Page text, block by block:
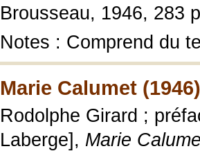
Brousseau, 1946, 283
Notes : Comprend du
Marie Calumet (1946)
Rodolphe Girard ;
Laberge], Marie